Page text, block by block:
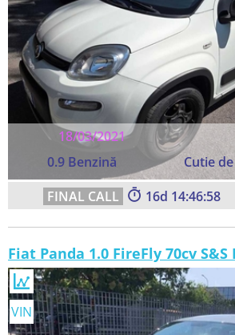
18/03/2021
0.9 Benzină
Cutie
16 14:46:58
Fiat Panda 1.0 FireFly 70cv S&S
VIN